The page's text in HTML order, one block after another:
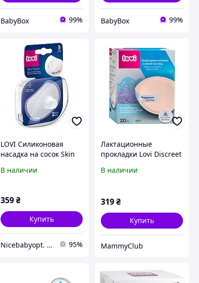
BabyBox 99% BabyBox 99%
LOVI Силиконовая
насадка на сосок Skin
В наличии
359 ₴
Купить
Nicebabyopt. Інтернет магазин дитячих товарів 95%
Лактационные
прокладки Lovi Discreet
19/610 20 шт.
В наличии
319₴
Купить
MammyClub